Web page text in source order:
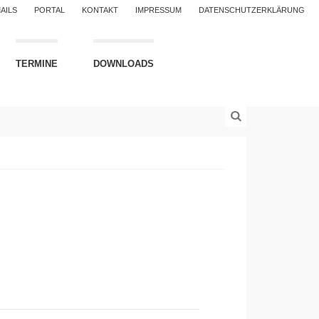
PORTAL KONTAKT IMPRESSUM DATENSCHUTZERKLÄRUNG
TERMINE DOWNLOADS